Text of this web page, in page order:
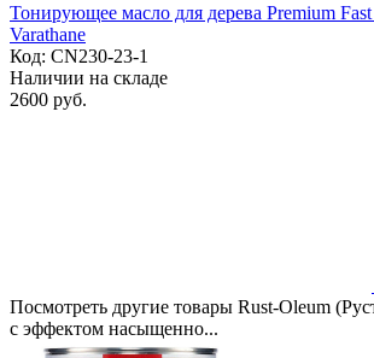
Тонирующее масло для дерева Premium
Varathane
Код: CN230-23-1
Наличии на складе
2600 руб.
Посмотреть другие товары Rust-Oleum
с эффектом насыщенно...